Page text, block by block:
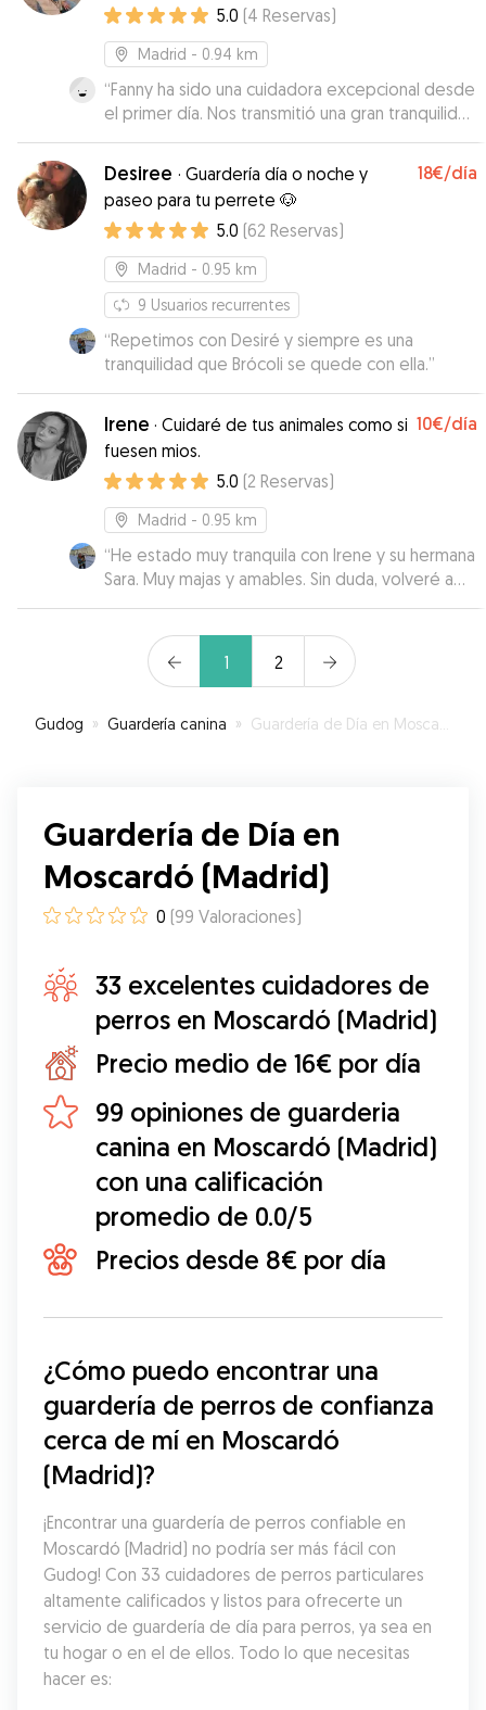
5.0 (4 Reservas)
Madrid - 0.94 km
“Fanny ha sido una cuidadora excepcional desde
el primer día. Nos transmitió una gran tranquilidad
y confianza con el cuidado de nuestras niñas. Es
muy amable, atenta y cariñosa, siempre
pendiente de enviarnos videos y mantenernos
informados. Las sacaba a pasear de dos a tres
veces al día y las trataba con una dedicación y
amor como si fueran suyas. Sin duda volveríamos
a dejarlas con ella con los ojos cerrados.
Desiree · Guardería día o noche y
paseo para tu perrete 🐶
18€/día
5.0 (62 Reservas)
Madrid - 0.95 km
9 Usuarios recurrentes
“Repetimos con Desiré y siempre es una
tranquilidad que Brócoli se quede con ella.”
Irene · Cuidaré de tus animales como si
fuesen mios.
10€/día
5.0 (2 Reservas)
Madrid - 0.95 km
“He estado muy tranquila con Irene y su hermana
Sara. Muy majas y amables. Sin duda, volveré a
repetir.”
1 2
Gudog » Guardería canina » Guardería de Día en Moscardó (Madrid)
Guardería de Día en
Moscardó (Madrid)
0 (99 Valoraciones)
33 excelentes cuidadores de
perros en Moscardó (Madrid)
Precio medio de 16€ por día
99 opiniones de guarderia
canina en Moscardó (Madrid)
con una calificación
promedio de 0.0/5
Precios desde 8€ por día
¿Cómo puedo encontrar una
guardería de perros de confianza
cerca de mí en Moscardó
(Madrid)?
¡Encontrar una guardería de perros confiable en
Moscardó (Madrid) no podría ser más fácil con
Gudog! Con 33 cuidadores de perros particulares
altamente calificados y listos para ofrecerte un
servicio de guardería de día para perros, ya sea en
tu hogar o en el de ellos. Todo lo que necesitas
hacer es: